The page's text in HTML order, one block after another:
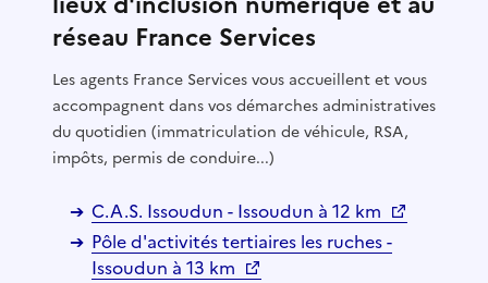
réseau France Services
Les agents France Services vous accueillent et vous
accompagnent dans vos démarches administratives
du quotidien (immatriculation de véhicule, RSA,
impôts, permis de conduire...)
C.A.S. Issoudun - Issoudun à 12 km
Pôle d'activités tertiaires les ruches -
Issoudun à 13 km